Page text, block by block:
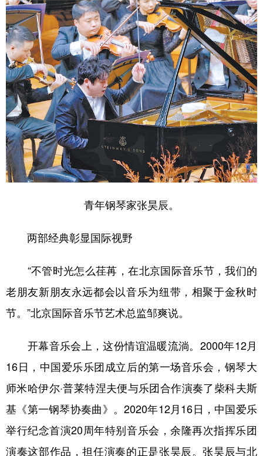
陕西 甘肃 青海 宁夏
新疆 内蒙古 黑龙江
多语种频道
English Español Français عربى
Русский язык 日本語 한국어
Deutsch Português
青年钢琴家张昊辰。
两部经典彰显国际视野
“不管时光怎么荏苒，在北京国际音乐节，我们的
老朋友新朋友永远都会以音乐为纽带，相聚于金秋时
节。”北京国际音乐节艺术总监邹爽说。
开幕音乐会上，这份情谊温暖流淌。2000年12月
16日，中国爱乐乐团成立后的第一场音乐会，钢琴大
师米哈伊尔·普莱特涅夫便与乐团合作演奏了柴科夫斯
基《第一钢琴协奏曲》。2020年12月16日，中国爱乐
举行纪念首演20周年特别音乐会，余隆再次指挥乐团
演奏这部作品，担任演奏的正是张昊辰。张昊辰与北